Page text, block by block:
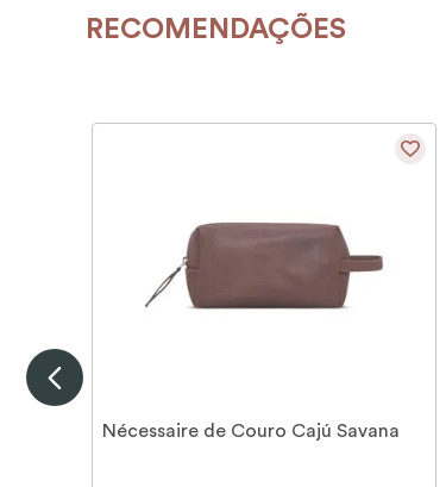
RECOMENDAÇÕES
Nécessaire de Couro Cajú Savana